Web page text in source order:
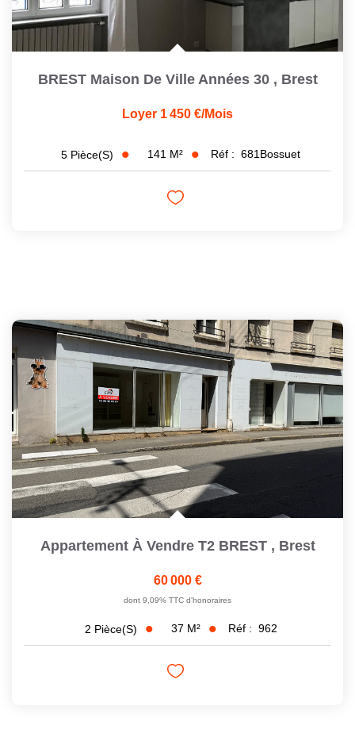
BREST Maison De Ville Années 30 , Brest
Loyer 1 450 €/mois
5 Pièce(s) 141 M² Réf : 681Bossuet
Appartement À Vendre T2 BREST , Brest
60 000 €
dont 9,09% TTC d'honoraires
2 Pièce(s) 37 M² Réf : 962